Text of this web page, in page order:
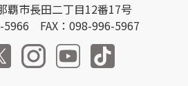
覇市長田二丁目12番17号
5966 FAX：098-996-5967